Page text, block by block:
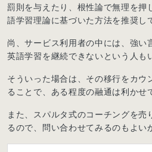
罰則を与えたり、根性論で無理を押
語学習理論に基づいた方法を推奨し
尚、サービス利用者の中には、強い
英語学習を継続できないという人も
そういった場合は、その移行をカウ
ることで、ある程度の融通は利かせ
また、スパルタ式のコーチングを売
るので、問い合わせてみるのもよい